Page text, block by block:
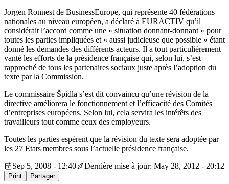
Jorgen Ronnest de BusinessEurope, qui représente 40 fédérations
nationales au niveau européen, a déclaré à EURACTIV qu’il
considérait l’accord comme une « situation donnant-donnant » pour
toutes les parties impliquées et « aussi judicieuse que possible » étant
donné les demandes des différents acteurs. Il a tout particulièrement
vanté les efforts de la présidence française qui, selon lui, s’est
rapproché de tous les partenaires sociaux juste après l’adoption du
texte par la Commission.
Le commissaire Špidla s’est dit convaincu qu’une révision de la
directive améliorera le fonctionnement et l’efficacité des Comités
d’entreprises européens. Selon lui, cela servira les intérêts des
travailleurs tout comme ceux des employeurs.
Toutes les parties espèrent que la révision du texte sera adoptée par
les 27 Etats membres sous l’actuelle présidence française.
Sep 5, 2008 - 12:40
Dernière mise à jour: May 28, 2012 - 20:12
Print Partager